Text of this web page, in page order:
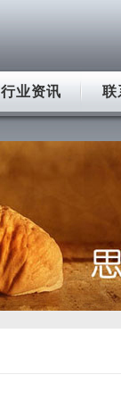
行业资讯 联